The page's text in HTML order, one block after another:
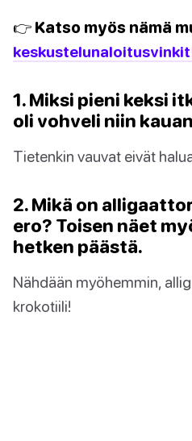
👉 Katso myös nämä
1. Miksi pieni keksi
oli vohveli niin
Tietenkin vauvat eivät
2. Mikä on
ero? Toisen näet
hetken päästä.
Nähdään myöhemmin,
krokotiili!